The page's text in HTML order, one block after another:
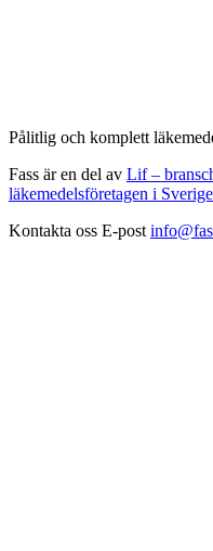
Pålitlig och komplett
Fass är en del av Lif –
läkemedelsföretagen i
Kontakta oss E-post